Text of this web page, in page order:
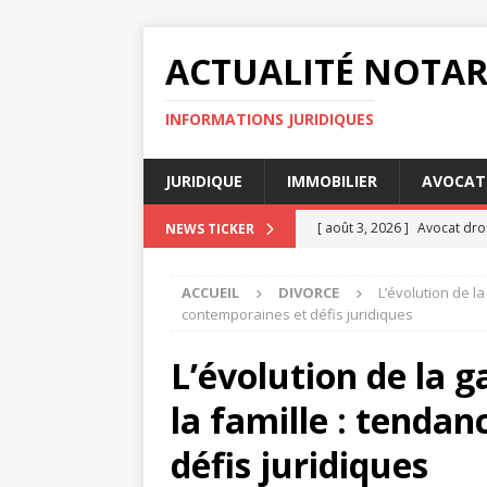
ACTUALITÉ
INFORMATIONS JURIDIQUES
JURIDIQUE IMMOBILIER AVOCAT
NEWS TICKER [ août 3, 2026 ] Avocat
[ août 3, 2026 ]
travail
ENTREPRISE
[ juillet 27, 2026 ]
[ août 4, 2026 ]
ACCUEIL DIVORCE
L’évolution de
contemporaines et défis juridiques
L’évolution de la
la famille :
défis juridiques